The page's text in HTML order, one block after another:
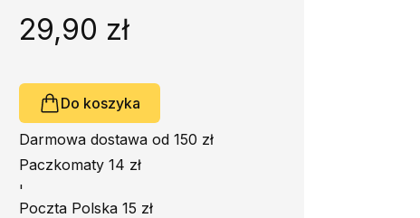
29,90 zł
Do koszyka
Darmowa dostawa od 150 zł
Paczkomaty 14 zł
'
Poczta Polska 15 zł